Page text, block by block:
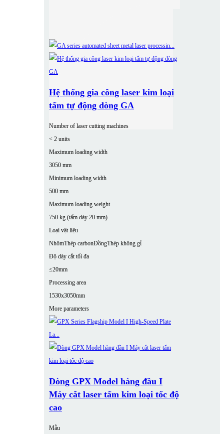
Hệ thống gia công laser kim loại
tấm tự động dòng GA
Number of laser cutting machines
< 2 units
Maximum loading width
3050 mm
Minimum loading width
500 mm
Maximum loading weight
750 kg (tấm dày 20 mm)
Loại vật liệu
NhômThép carbonĐồngThép không gỉ
Độ dày cắt tối đa
≤20mm
Processing area
1530x3050mm
More parameters
Dòng GPX Model hàng đầu I
Máy cắt laser tấm kim loại tốc độ
cao
Mẫu